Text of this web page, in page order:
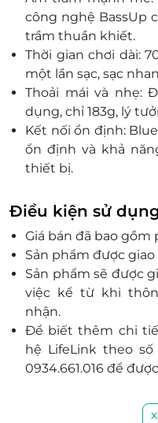
công nghệ BassUp
trầm thuần khiết.
Thời gian chơi dài:
một lần sạc, sạc
Thoải mái và nhẹ:
dụng, chỉ 183g, lý
Kết nối ổn định:
ổn định và khả
thiết bị.
Điều kiện sử
Giá bán đã bao gồm
Sản phẩm được
Sản phẩm sẽ được
việc kể từ khi
nhận.
Để biết thêm chi
hệ LifeLink theo số
0934.661.016 để